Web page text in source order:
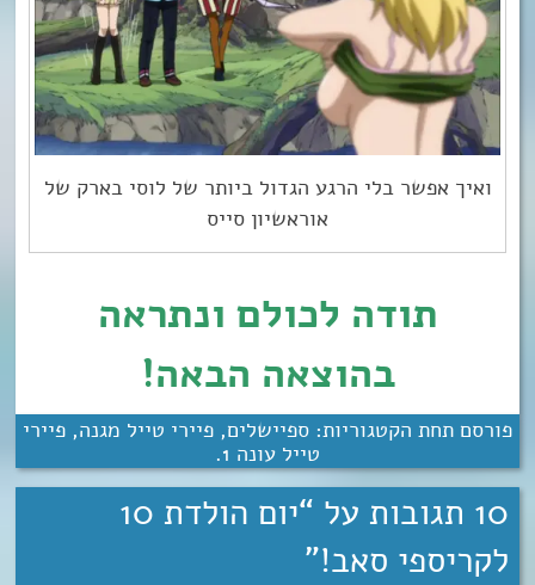
ואיך אפשר בלי הרגע הגדול ביותר של לוסי בארק של
אוראשיון סייס
תודה לכולם ונתראה
בהוצאה הבאה!
פורסם תחת הקטגוריות: ספיישלים, פיירי טייל מגנה, פיירי
טייל עונה 1
.
10 תגובות על “
יום הולדת 10
לקריספי סאב!”